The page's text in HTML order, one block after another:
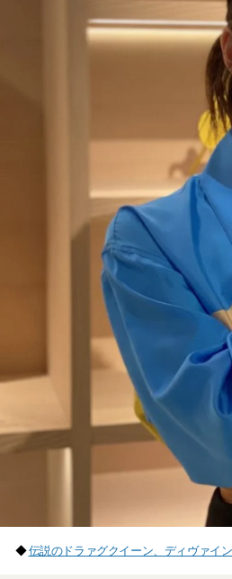
◆伝説のドラァグクイーン、ディヴァイ